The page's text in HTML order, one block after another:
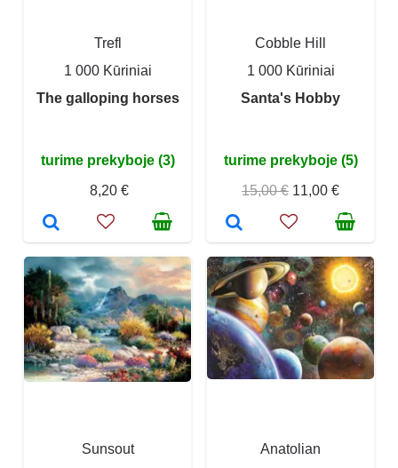
Trefl
1 000 Kūriniai
The galloping horses
turime prekyboje (3)
8,20 €
Cobble Hill
1 000 Kūriniai
Santa's Hobby
turime prekyboje (5)
15,00 € 11,00 €
Sunsout
Anatolian